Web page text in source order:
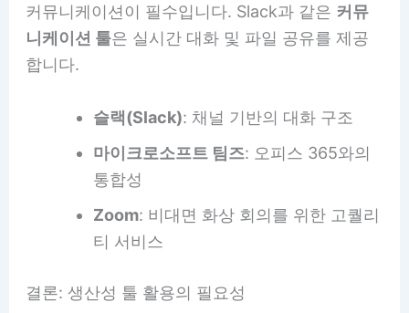
커뮤니케이션이 필수입니다. Slack과 같은 커뮤
니케이션 툴은 실시간 대화 및 파일 공유를 제공
합니다.
슬랙(Slack): 채널 기반의 대화 구조
마이크로소프트 팀즈: 오피스 365와의
통합성
Zoom: 비대면 화상 회의를 위한 고퀄리
티 서비스
결론: 생산성 툴 활용의 필요성